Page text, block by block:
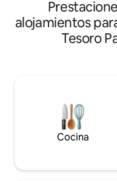
rodeada de
comercios y vida nocturna. ▪️
del edificio: Peluquería,
de cambio. Además, a
totalmente equipada
congelador, horno,
cafetera y todos los
necesarios. ▪️ Jacuzzi, aire
en el jacuzzi privado y
alojamientos
Tesoro
Cocina